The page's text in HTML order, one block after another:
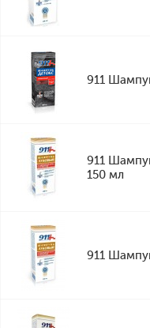
911
911
150 мл
911